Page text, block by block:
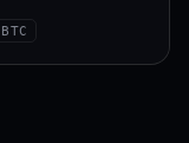
BTC